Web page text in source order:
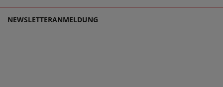
NEWSLETTERANMELDUNG